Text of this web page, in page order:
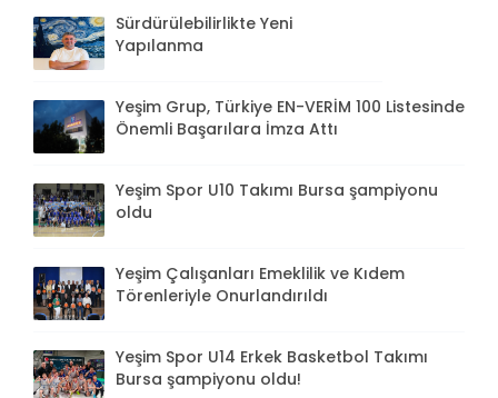
Sürdürülebilirlikte Yeni
Yapılanma
Yeşim Grup, Türkiye EN-VERİM 100 Listesinde
Önemli Başarılara İmza Attı
Yeşim Spor U10 Takımı Bursa şampiyonu
oldu
Yeşim Çalışanları Emeklilik ve Kıdem
Törenleriyle Onurlandırıldı
Yeşim Spor U14 Erkek Basketbol Takımı
Bursa şampiyonu oldu!